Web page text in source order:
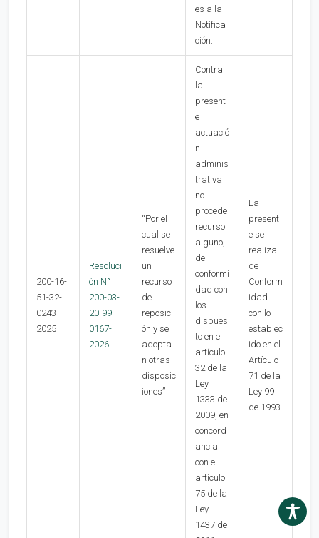
es a la
Notifica
ción.
200-16-
51-32-
0243-
2025
Resoluci
ón N°
200-03-
20-99-
0167-
2026
“Por el
cual se
resuelve
un
recurso
de
reposici
ón y se
adopta
n otras
disposic
iones”
Contra
la
present
e
actuació
n
adminis
trativa
no
procede
recurso
alguno,
de
conformi
dad con
los
dispues
to en el
artículo
32 de la
Ley
1333 de
2009, en
concord
ancia
con el
artículo
75 de la
Ley
1437 de
La
present
e se
realiza
de
Conform
idad
con lo
establec
ido en el
Artículo
71 de la
Ley 99
de 1993.